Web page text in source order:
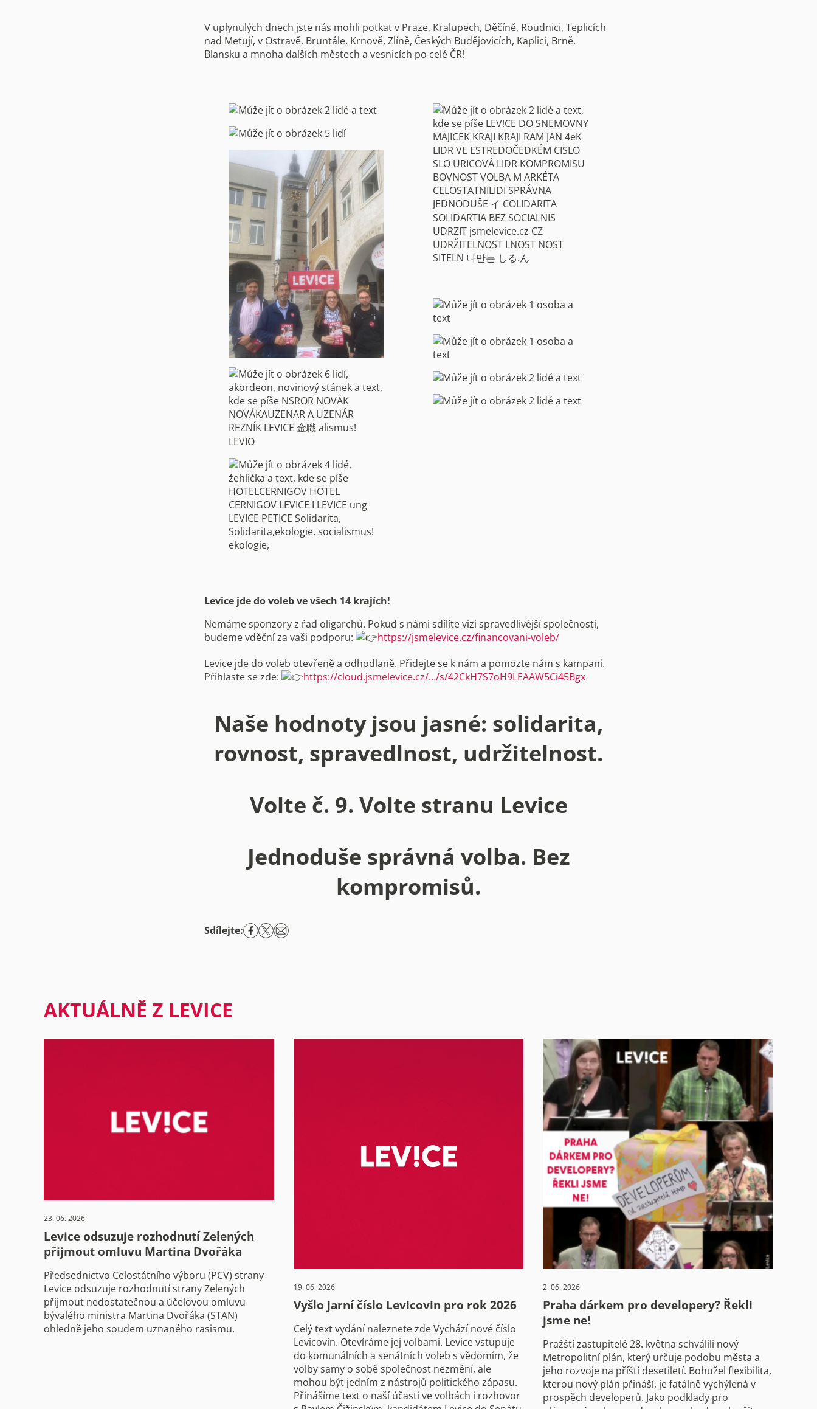
V uplynulých dnech jste nás mohli potkat v Praze, Kralupech, Děčíně, Roudnici, Teplicích
nad Metují, v Ostravě, Bruntále, Krnově, Zlíně, Českých Budějovicích, Kaplici, Brně,
Blansku a mnoha dalších městech a vesnicích po celé ČR!
Levice jde do voleb ve všech 14 krajích!
Nemáme sponzory z řad oligarchů. Pokud s námi sdílíte vizi spravedlivější společnosti,
budeme vděční za vaši podporu:
https://jsmelevice.cz/financovani-voleb/
Levice jde do voleb otevřeně a odhodlaně. Přidejte se k nám a pomozte nám s kampaní.
Přihlaste se zde:
https://cloud.jsmelevice.cz/…/s/42CkH7S7oH9LEAAW5Ci45Bgx
Naše hodnoty jsou jasné: solidarita,
rovnost, spravedlnost, udržitelnost.
Volte č. 9. Volte stranu Levice
Jednoduše správná volba. Bez
kompromisů.
Sdílejte:
AKTUÁLNĚ Z LEVICE
23. 06. 2026
Levice odsuzuje rozhodnutí Zelených
přijmout omluvu Martina Dvořáka
Předsednictvo Celostátního výboru (PCV) strany
Levice odsuzuje rozhodnutí strany Zelených
přijmout nedostatečnou a účelovou omluvu
bývalého ministra Martina Dvořáka (STAN)
ohledně jeho soudem uznaného rasismu.
19. 06. 2026
Vyšlo jarní číslo Levicovin pro rok 2026
Celý text vydání naleznete zde Vychází nové číslo
Levicovin. Otevíráme jej volbami. Levice vstupuje
do komunálních a senátních voleb s vědomím, že
volby samy o sobě společnost nezmění, ale
mohou být jedním z nástrojů politického zápasu.
Přinášíme text o naší účasti ve volbách i rozhovor
2. 06. 2026
Praha dárkem pro developery? Řekli
jsme ne!
Pražští zastupitelé 28. května schválili nový
Metropolitní plán, který určuje podobu města a
jeho rozvoje na příští desetiletí. Bohužel flexibilita,
kterou nový plán přináší, je fatálně vychýlená v
prospěch developerů. Jako podklady pro